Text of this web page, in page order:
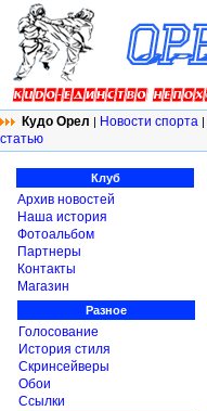
Кудо Орел | Новости спорта |
статью
Клуб
Архив новостей
Наша история
Фотоальбом
Партнеры
Контакты
Магазин
Разное
Голосование
История стиля
Скринсейверы
Обои
Ссылки